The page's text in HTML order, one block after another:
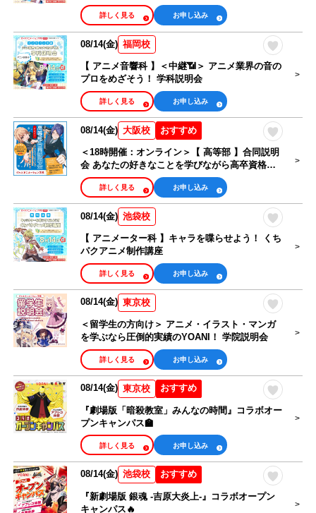
お申し込み
詳しく見る
08/14(金) 福岡校
【 アニメ音響科 】＜中継📶＞ アニメ業界の音の
プロをめざそう！ 学科説明会
お申し込み
詳しく見る
おすすめ
08/14(金) 大阪校
＜18時開催：オンライン＞【 高等部 】合同説明
会 あなたの好きなことを学びながら高卒資格を
取得できる！
お申し込み
詳しく見る
08/14(金) 池袋校
【 アニメーター科 】キャラを喋らせよう！ くち
パクアニメ制作講座
お申し込み
詳しく見る
08/14(金) 東京校
＜留学生の方向け＞ アニメ・イラスト・マンガ
を学ぶなら圧倒的実績のYOANI！ 学院説明会
お申し込み
詳しく見る
おすすめ
08/14(金) 東京校
『劇場版「暗殺教室」みんなの時間』コラボオー
プンキャンパス🏫
お申し込み
詳しく見る
おすすめ
08/14(金) 池袋校
『新劇場版 銀魂 -吉原大炎上-』コラボオープン
キャンパス🔥